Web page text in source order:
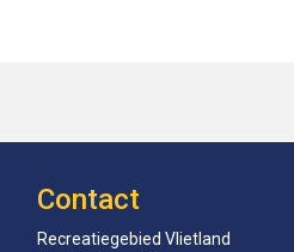
Contact
Recreatiegebied Vlietland